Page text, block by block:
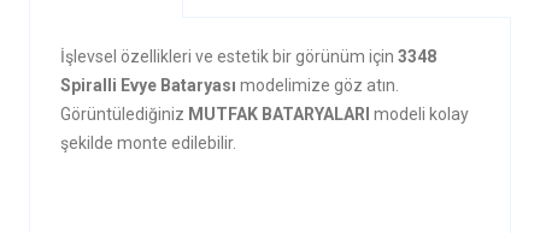
İşlevsel özellikleri ve estetik bir görünüm için 3348
Spiralli Evye Bataryası modelimize göz atın.
Görüntülediğiniz MUTFAK BATARYALARI modeli kolay
şekilde monte edilebilir.